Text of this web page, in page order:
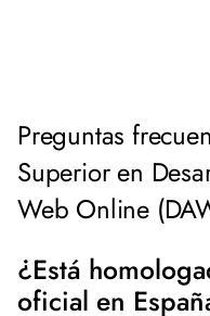
Preguntas
Superior en
Web Online
¿Está
oficial en